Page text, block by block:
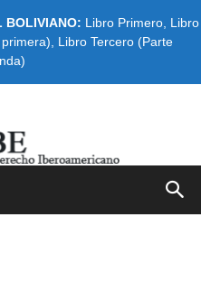
BOLIVIANO: Libro Primero Libro
Libro Tercero (Parte